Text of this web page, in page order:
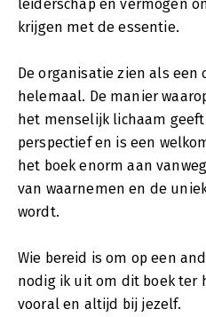
leiderschap en vermogen
krijgen met de essentie.
De organisatie zien als
helemaal. De manier
het menselijk lichaam
perspectief en is een
het boek enorm aan
van waarnemen en de
wordt.
Wie bereid is om op een
nodig ik uit om dit boek ter
vooral en altijd bij jezelf.